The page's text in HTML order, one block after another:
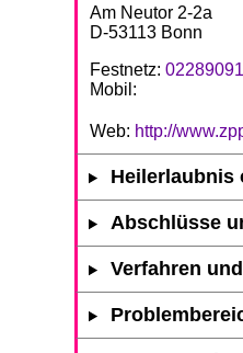
Am Neutor 2-2a
D-53113 Bonn
Festnetz:
Mobil:
Web: http://
Heilerlaubnis
Abschlüsse
Verfahren